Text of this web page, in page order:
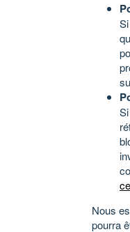
Nous
pourra